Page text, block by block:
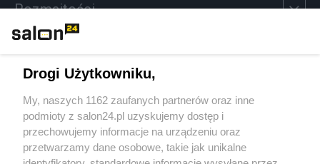
Rozmaitości
Sport
Społeczeństwo
Drogi Użytkowniku,
My, naszych 1162 zaufanych partnerów oraz inne
podmioty z salon24.pl uzyskujemy dostęp i
przechowujemy informacje na urządzeniu oraz
przetwarzamy dane osobowe, takie jak unikalne